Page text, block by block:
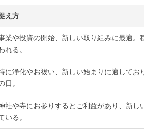
え方
業や投資の開始、新しい取り組みに最適。
れる。
に浄化やお祓い、新しい始まりに適してお
日。
社や寺にお参りするとご利益があり、新し
いる。